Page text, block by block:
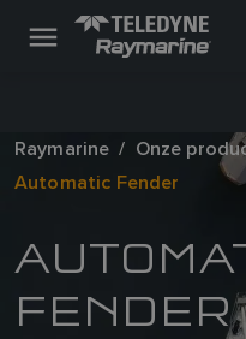
Raymarine Onze
Automatic Fender
FENDER